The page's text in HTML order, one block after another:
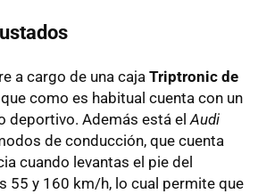
a cargo de una caja Triptronic de
que como es habitual cuenta con un
deportivo. Además está elAudi
de conducción, que cuenta
cuando levantas el pie del
55 y 160 km/h, lo cual permite que